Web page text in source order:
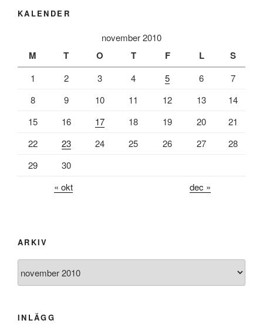
KALENDER
november 2010
M T O T F L S
1 2 3 4 5 6
7
8
9 10 11 12 13
14
15
16 17 18 19 20
21
22
23 24 25 26 27
28
29
30
« okt
dec »
ARKIV
INLÄGG